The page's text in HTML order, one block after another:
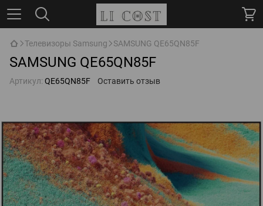
Телевизоры Samsung SAMSUNG QE65QN85F
SAMSUNG QE65QN85F
Артикул: QE65QN85F Оставить отзыв